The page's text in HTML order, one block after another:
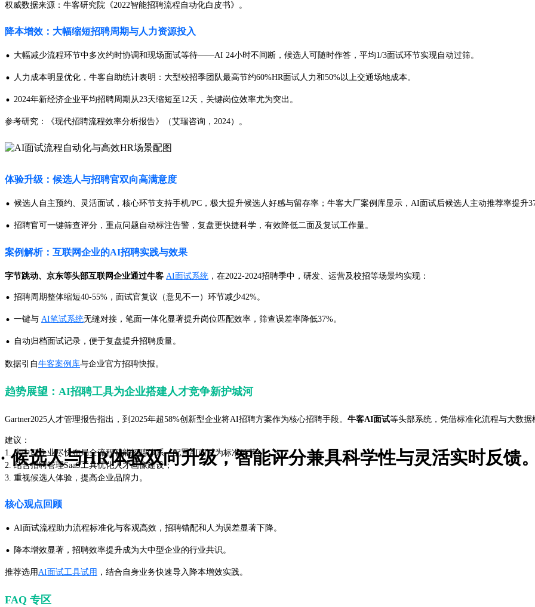
权威数据来源：牛客研究院《2022智能招聘流程自动化白皮书》。
降本增效：大幅缩短招聘周期与人力资源投入
· 大幅减少流程环节中多次约时协调和现场面试等待——AI 24小时不间断，候选人可随时作答，平均1/3面试环节实现自动过筛。
· 人力成本明显优化，牛客自助统计表明：大型校招季团队最高节约60%HR面试人力和50%以上交通场地成本。
· 2024年新经济企业平均招聘周期从23天缩短至12天，关键岗位效率尤为突出。
参考研究：《现代招聘流程效率分析报告》（艾瑞咨询，2024）。
体验升级：候选人与招聘官双向高满意度
· 候选人自主预约、灵活面试，核心环节支持手机/PC，极大提升候选人好感与留存率；牛客大厂案例库显示，AI面试后候选人主动推荐率提升
· 招聘官可一键筛查评分，重点问题自动标注告警，复盘更快捷科学，有效降低二面及复试工作量。
案例解析：互联网企业的AI招聘实践与效果
字节跳动、京东等头部互联网企业通过牛客 AI面试系统 ，在2022-2024招聘季中，研发、运营及校招等场景均实现：
· 招聘周期整体缩短40-55%，面试官复议（意见不一）环节减少42%。
· 一键与 AI笔试系统无缝对接，笔面一体化显著提升岗位匹配效率，筛查误差率降低37%。
· 自动归档面试记录，便于复盘提升招聘质量。
数据引自牛客案例库与企业官方招聘快报。
趋势展望：AI招聘工具为企业搭建人才竞争新护城河
Gartner2025人才管理报告指出，到2025年超58%创新型企业将AI招聘方案作为核心招聘手段。 牛客AI面试等头部系统，凭借标准化流程与大数据
建议：
1. 大中型企业尽快布局全流程智能招聘体系，配置AI面试为标准环节。
2. 结合招聘管理SaaS工具优化人才画像建设；
3. 重视候选人体验，提高企业品牌力。
核心观点回顾
· AI面试流程助力流程标准化与客观高效，招聘错配和人为误差显著下降。
· 降本增效显著，招聘效率提升成为大中型企业的行业共识。
· 候选人与HR体验双向升级，智能评分兼具科学性与灵活实时反馈。
推荐选用AI面试工具试用 ，结合自身业务快速导入降本增效实践。
FAQ 专区